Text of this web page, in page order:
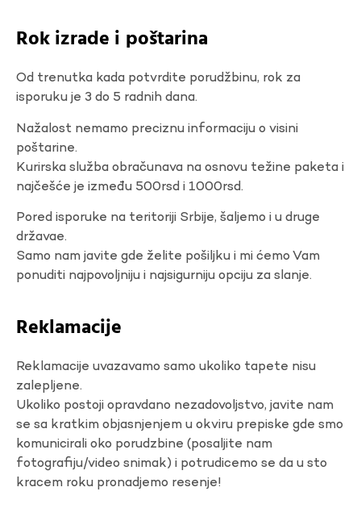
Rok izrade i poštarina
Od trenutka kada potvrdite porudžbinu, rok za
isporuku je 3 do 5 radnih dana.
Nažalost nemamo preciznu informaciju o visini
poštarine.
Kurirska služba obračunava na osnovu težine paketa i
najčešće je između 500rsd i 1000rsd.
Pored isporuke na teritoriji Srbije, šaljemo i u druge
državae.
Samo nam javite gde želite pošiljku i mi ćemo Vam
ponuditi najpovoljniju i najsigurniju opciju za slanje.
Reklamacije
Reklamacije uvazavamo samo ukoliko tapete nisu
zalepljene.
Ukoliko postoji opravdano nezadovoljstvo, javite nam
se sa kratkim objasnjenjem u okviru prepiske gde smo
komunicirali oko porudzbine (posaljite nam
fotografiju/video snimak) i potrudicemo se da u sto
kracem roku pronadjemo resenje!